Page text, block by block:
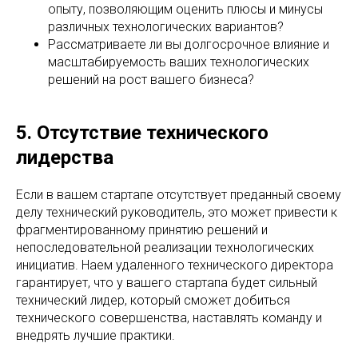
опыту, позволяющим оценить плюсы и минусы
различных технологических вариантов?
Рассматриваете ли вы долгосрочное влияние и
масштабируемость ваших технологических
решений на рост вашего бизнеса?
5. Отсутствие технического
лидерства
Если в вашем стартапе отсутствует преданный своему
делу технический руководитель, это может привести к
фрагментированному принятию решений и
непоследовательной реализации технологических
инициатив. Наем удаленного технического директора
гарантирует, что у вашего стартапа будет сильный
технический лидер, который сможет добиться
технического совершенства, наставлять команду и
внедрять лучшие практики.